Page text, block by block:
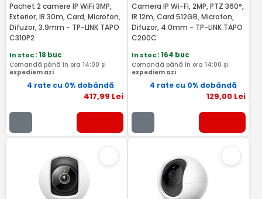
Pachet 2 camere IP WiFi 3MP,
Exterior, IR 30m, Card, Microfon,
Difuzor, 3.9mm - TP-LINK TAPO
C310P2
In stoc: 18 buc
Comandă până în ora 14:00 și
expediem azi
4 rate cu 0% dobândă
417,99 Lei
Camera IP Wi-Fi, 2MP, PTZ 360°,
IR 12m, Card 512GB, Microfon,
Difuzor, 4.0mm - TP-LINK TAPO
C200C
In stoc: 164 buc
Comandă până în ora 14:00 și
expediem azi
4 rate cu 0% dobândă
129,00 Lei